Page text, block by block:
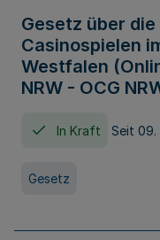
Gesetz über
Casinospielen
Westfalen
NRW - OCG
In Kraft Seit 09.
Gesetz